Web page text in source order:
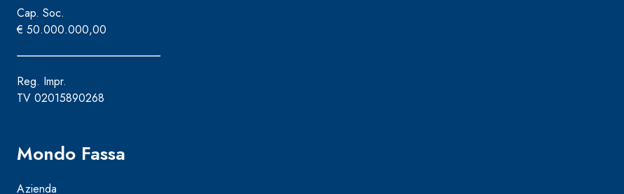
e speciali inerti alleggeriti
Cap. Soc.
€ 50.000.000,00
Reg. Impr.
TV 02015890268
Mondo Fassa
Azienda